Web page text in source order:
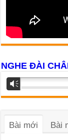
NGHE ĐÀI
Trình
phát
âm
Vm
Bài mới Bài